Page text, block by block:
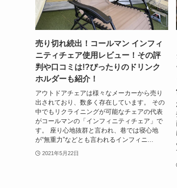
売り切れ続出！コールマン インフィ
ニティチェア使用レビュー！その評
判や口コミは!?ぴったりのドリンク
ホルダーも紹介！
アウトドアチェアは様々なメーカーから売り
出されており、数多く存在しています。 その
中でもリクライニングが可能なチェアの代表
がコールマンの「インフィニティチェア」で
す。 座り心地抜群と言われ、巷では寝心地
が“無重力”などとも言われるインフィニ...
2021年5月22日